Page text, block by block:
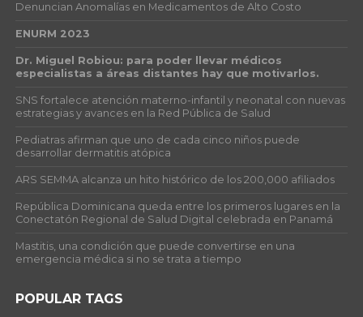
Denuncian Anomalías en Medicamentos de Alto Costo
ENURM 2023
Dr. Miguel Robiou: para poder llevar médicos
especialistas a áreas distantes hay que motivarlos.
SNS fortalece atención materno-infantil y neonatal con nuevas
estrategias y avances en la Red Pública de Salud
Pediatras afirman que uno de cada cinco niños puede
desarrollar dermatitis atópica
ARS SEMMA alcanza un hito histórico de los 200,000 afiliados
República Dominicana queda entre los primeros lugares en la
Conectatón Regional de Salud Digital celebrada en Panamá
Mastitis, una condición que puede convertirse en una
emergencia médica si no se trata a tiempo
POPULAR TAGS